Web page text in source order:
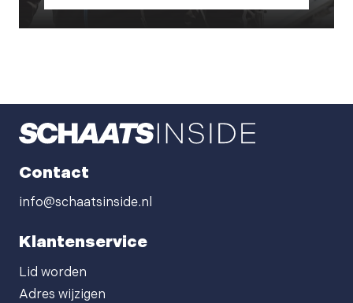
Contact
info@schaatsinside.nl
Klantenservice
Lid worden
Adres wijzigen